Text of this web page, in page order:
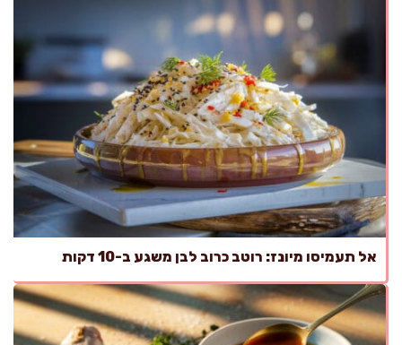
אל תעמיסו מיונז: רוטב כרוב לבן משגע ב-10 דקות